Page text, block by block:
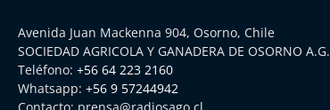
Avenida Juan Mackenna 904, Osorno, Chile
SOCIEDAD AGRICOLA Y GANADERA DE OSORNO A.G.
Teléfono: +56 64 223 2160
Whatsapp: +56 9 57244942